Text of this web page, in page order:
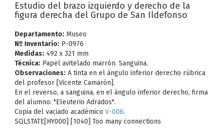
Estudio del brazo izquierdo y derecho de la
figura derecha del Grupo de San Ildefonso
Departamento: Museo
Nº Inventario: P-0976
Medidas: 492 x 321 mm
Técnica: Papel avitelado marrón. Sanguina.
Observaciones: A tinta en el ángulo inferior derecho rúbrica
del profesor [Vicente Camarón].
En el reverso, a sanguina, en el ángulo inferior derecho, firma
del alumno: "Eleuterio Adrados".
Copia del vaciado académico V-006.
SQLSTATE[HY000] [1040] Too many connections